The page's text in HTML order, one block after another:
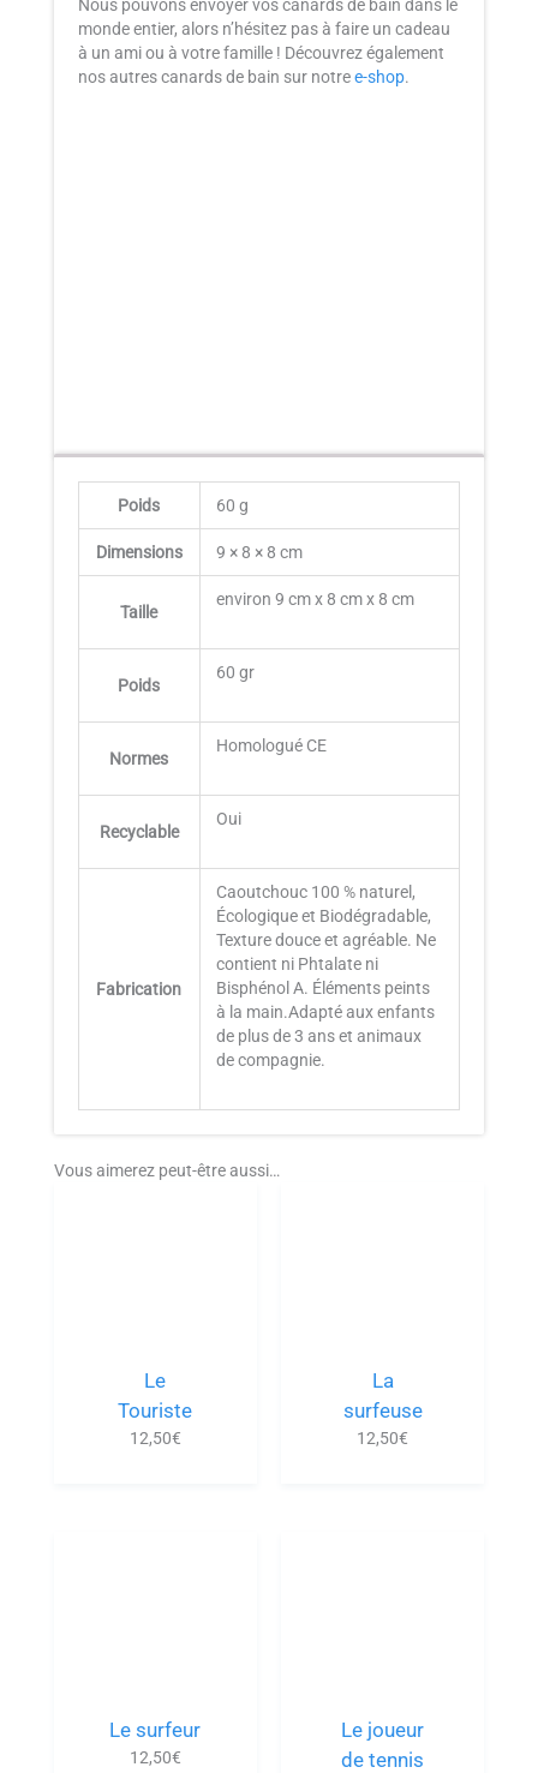
Nous pouvons envoyer vos canards de bain dans le
monde entier, alors n’hésitez pas à faire un cadeau
à un ami ou à votre famille ! Découvrez également
nos autres canards de bain sur notree-shop.
Poids 60 g
Dimensions 9 × 8 × 8 cm
Taille
environ 9 cm x 8 cm x 8 cm
Poids
60 gr
Normes
Homologué CE
Recyclable
Oui
Fabrication
Caoutchouc 100 % naturel,
Écologique et Biodégradable,
Texture douce et agréable. Ne
contient ni Phtalate ni
Bisphénol A. Éléments peints
à la main.Adapté aux enfants
de plus de 3 ans et animaux
de compagnie.
Vous aimerez peut-être aussi…
Le
Touriste
12,50€
La
surfeuse
12,50€
Le surfeur
12,50€
Le joueur
de tennis